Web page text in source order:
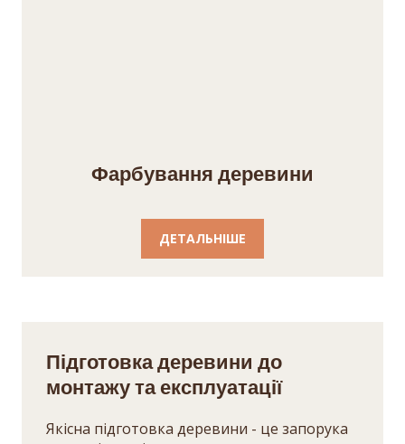
Фарбування деревини
ДЕТАЛЬНІШЕ
Підготовка деревини до
монтажу та експлуатації
Якісна підготовка деревини - це запорука